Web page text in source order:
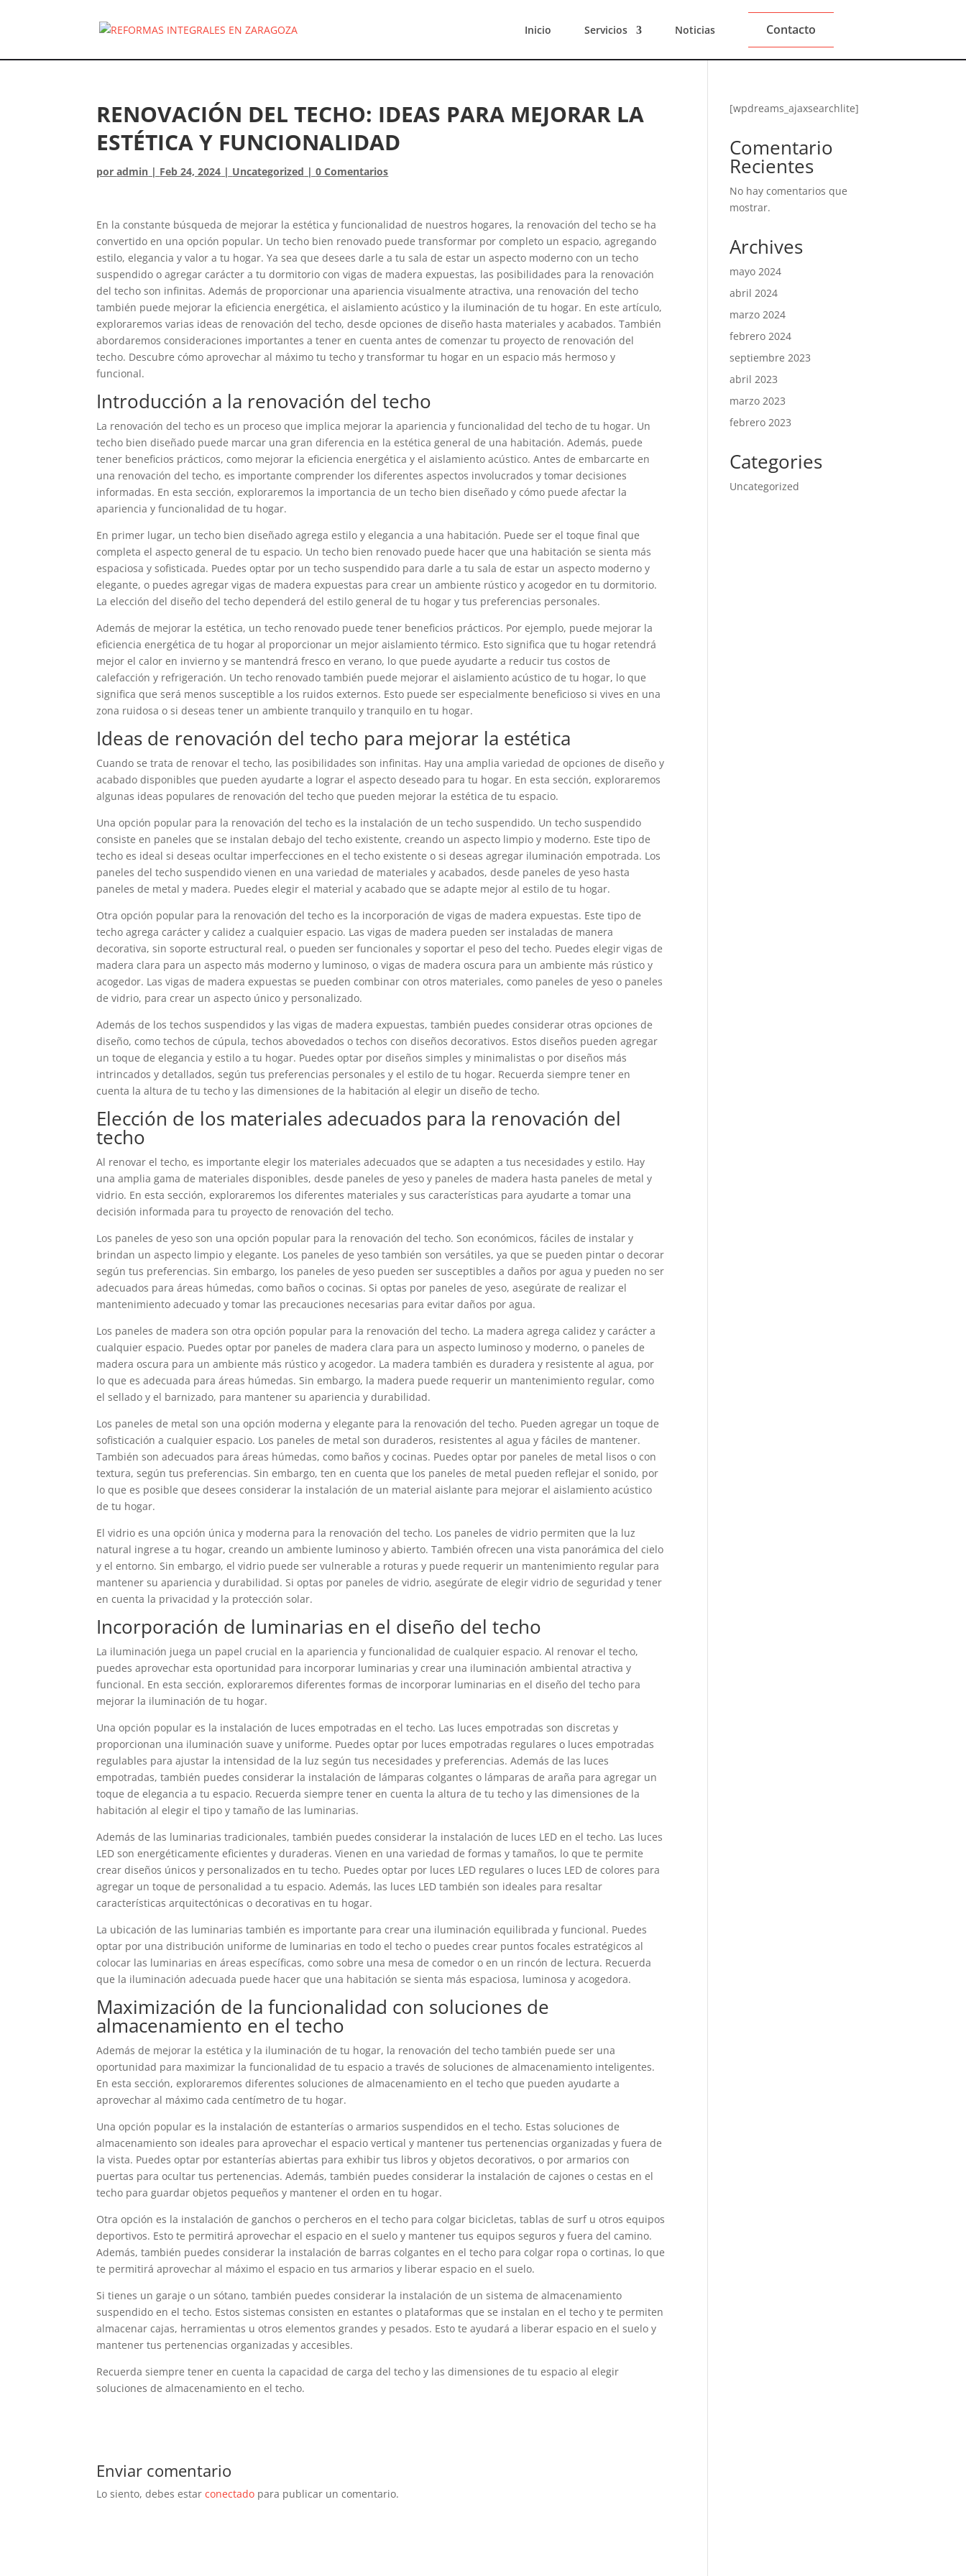
Inicio Servicios Noticias Contacto
RENOVACIÓN DEL TECHO: IDEAS PARA MEJORAR LA
ESTÉTICA Y FUNCIONALIDAD
poradmin | Feb 24, 2024 | Uncategorized |0 Comentarios
En la constante búsqueda de mejorar la estética y funcionalidad de nuestros hogares, la renovación del techo se ha
convertido en una opción popular. Un techo bien renovado puede transformar por completo un espacio, agregando
estilo, elegancia y valor a tu hogar. Ya sea que desees darle a tu sala de estar un aspecto moderno con un techo
suspendido o agregar carácter a tu dormitorio con vigas de madera expuestas, las posibilidades para la renovación
del techo son infinitas. Además de proporcionar una apariencia visualmente atractiva, una renovación del techo
también puede mejorar la eficiencia energética, el aislamiento acústico y la iluminación de tu hogar. En este artículo,
exploraremos varias ideas de renovación del techo, desde opciones de diseño hasta materiales y acabados. También
abordaremos consideraciones importantes a tener en cuenta antes de comenzar tu proyecto de renovación del
techo. Descubre cómo aprovechar al máximo tu techo y transformar tu hogar en un espacio más hermoso y
funcional.
Introducción a la renovación del techo
La renovación del techo es un proceso que implica mejorar la apariencia y funcionalidad del techo de tu hogar. Un
techo bien diseñado puede marcar una gran diferencia en la estética general de una habitación. Además, puede
tener beneficios prácticos, como mejorar la eficiencia energética y el aislamiento acústico. Antes de embarcarte en
una renovación del techo, es importante comprender los diferentes aspectos involucrados y tomar decisiones
informadas. En esta sección, exploraremos la importancia de un techo bien diseñado y cómo puede afectar la
apariencia y funcionalidad de tu hogar.
En primer lugar, un techo bien diseñado agrega estilo y elegancia a una habitación. Puede ser el toque final que
completa el aspecto general de tu espacio. Un techo bien renovado puede hacer que una habitación se sienta más
espaciosa y sofisticada. Puedes optar por un techo suspendido para darle a tu sala de estar un aspecto moderno y
elegante, o puedes agregar vigas de madera expuestas para crear un ambiente rústico y acogedor en tu dormitorio.
La elección del diseño del techo dependerá del estilo general de tu hogar y tus preferencias personales.
Además de mejorar la estética, un techo renovado puede tener beneficios prácticos. Por ejemplo, puede mejorar la
eficiencia energética de tu hogar al proporcionar un mejor aislamiento térmico. Esto significa que tu hogar retendrá
mejor el calor en invierno y se mantendrá fresco en verano, lo que puede ayudarte a reducir tus costos de
calefacción y refrigeración. Un techo renovado también puede mejorar el aislamiento acústico de tu hogar, lo que
significa que será menos susceptible a los ruidos externos. Esto puede ser especialmente beneficioso si vives en una
zona ruidosa o si deseas tener un ambiente tranquilo y tranquilo en tu hogar.
Ideas de renovación del techo para mejorar la estética
Cuando se trata de renovar el techo, las posibilidades son infinitas. Hay una amplia variedad de opciones de diseño y
acabado disponibles que pueden ayudarte a lograr el aspecto deseado para tu hogar. En esta sección, exploraremos
algunas ideas populares de renovación del techo que pueden mejorar la estética de tu espacio.
Una opción popular para la renovación del techo es la instalación de un techo suspendido. Un techo suspendido
consiste en paneles que se instalan debajo del techo existente, creando un aspecto limpio y moderno. Este tipo de
techo es ideal si deseas ocultar imperfecciones en el techo existente o si deseas agregar iluminación empotrada. Los
paneles del techo suspendido vienen en una variedad de materiales y acabados, desde paneles de yeso hasta
paneles de metal y madera. Puedes elegir el material y acabado que se adapte mejor al estilo de tu hogar.
Otra opción popular para la renovación del techo es la incorporación de vigas de madera expuestas. Este tipo de
techo agrega carácter y calidez a cualquier espacio. Las vigas de madera pueden ser instaladas de manera
decorativa, sin soporte estructural real, o pueden ser funcionales y soportar el peso del techo. Puedes elegir vigas de
madera clara para un aspecto más moderno y luminoso, o vigas de madera oscura para un ambiente más rústico y
acogedor. Las vigas de madera expuestas se pueden combinar con otros materiales, como paneles de yeso o paneles
de vidrio, para crear un aspecto único y personalizado.
Además de los techos suspendidos y las vigas de madera expuestas, también puedes considerar otras opciones de
diseño, como techos de cúpula, techos abovedados o techos con diseños decorativos. Estos diseños pueden agregar
un toque de elegancia y estilo a tu hogar. Puedes optar por diseños simples y minimalistas o por diseños más
intrincados y detallados, según tus preferencias personales y el estilo de tu hogar. Recuerda siempre tener en
cuenta la altura de tu techo y las dimensiones de la habitación al elegir un diseño de techo.
Elección de los materiales adecuados para la renovación del
techo
Al renovar el techo, es importante elegir los materiales adecuados que se adapten a tus necesidades y estilo. Hay
una amplia gama de materiales disponibles, desde paneles de yeso y paneles de madera hasta paneles de metal y
vidrio. En esta sección, exploraremos los diferentes materiales y sus características para ayudarte a tomar una
decisión informada para tu proyecto de renovación del techo.
Los paneles de yeso son una opción popular para la renovación del techo. Son económicos, fáciles de instalar y
brindan un aspecto limpio y elegante. Los paneles de yeso también son versátiles, ya que se pueden pintar o decorar
según tus preferencias. Sin embargo, los paneles de yeso pueden ser susceptibles a daños por agua y pueden no ser
adecuados para áreas húmedas, como baños o cocinas. Si optas por paneles de yeso, asegúrate de realizar el
mantenimiento adecuado y tomar las precauciones necesarias para evitar daños por agua.
Los paneles de madera son otra opción popular para la renovación del techo. La madera agrega calidez y carácter a
cualquier espacio. Puedes optar por paneles de madera clara para un aspecto luminoso y moderno, o paneles de
madera oscura para un ambiente más rústico y acogedor. La madera también es duradera y resistente al agua, por
lo que es adecuada para áreas húmedas. Sin embargo, la madera puede requerir un mantenimiento regular, como
el sellado y el barnizado, para mantener su apariencia y durabilidad.
Los paneles de metal son una opción moderna y elegante para la renovación del techo. Pueden agregar un toque de
sofisticación a cualquier espacio. Los paneles de metal son duraderos, resistentes al agua y fáciles de mantener.
También son adecuados para áreas húmedas, como baños y cocinas. Puedes optar por paneles de metal lisos o con
textura, según tus preferencias. Sin embargo, ten en cuenta que los paneles de metal pueden reflejar el sonido, por
lo que es posible que desees considerar la instalación de un material aislante para mejorar el aislamiento acústico
de tu hogar.
El vidrio es una opción única y moderna para la renovación del techo. Los paneles de vidrio permiten que la luz
natural ingrese a tu hogar, creando un ambiente luminoso y abierto. También ofrecen una vista panorámica del cielo
y el entorno. Sin embargo, el vidrio puede ser vulnerable a roturas y puede requerir un mantenimiento regular para
mantener su apariencia y durabilidad. Si optas por paneles de vidrio, asegúrate de elegir vidrio de seguridad y tener
en cuenta la privacidad y la protección solar.
Incorporación de luminarias en el diseño del techo
La iluminación juega un papel crucial en la apariencia y funcionalidad de cualquier espacio. Al renovar el techo,
puedes aprovechar esta oportunidad para incorporar luminarias y crear una iluminación ambiental atractiva y
funcional. En esta sección, exploraremos diferentes formas de incorporar luminarias en el diseño del techo para
mejorar la iluminación de tu hogar.
Una opción popular es la instalación de luces empotradas en el techo. Las luces empotradas son discretas y
proporcionan una iluminación suave y uniforme. Puedes optar por luces empotradas regulares o luces empotradas
regulables para ajustar la intensidad de la luz según tus necesidades y preferencias. Además de las luces
empotradas, también puedes considerar la instalación de lámparas colgantes o lámparas de araña para agregar un
toque de elegancia a tu espacio. Recuerda siempre tener en cuenta la altura de tu techo y las dimensiones de la
habitación al elegir el tipo y tamaño de las luminarias.
Además de las luminarias tradicionales, también puedes considerar la instalación de luces LED en el techo. Las luces
LED son energéticamente eficientes y duraderas. Vienen en una variedad de formas y tamaños, lo que te permite
crear diseños únicos y personalizados en tu techo. Puedes optar por luces LED regulares o luces LED de colores para
agregar un toque de personalidad a tu espacio. Además, las luces LED también son ideales para resaltar
características arquitectónicas o decorativas en tu hogar.
La ubicación de las luminarias también es importante para crear una iluminación equilibrada y funcional. Puedes
optar por una distribución uniforme de luminarias en todo el techo o puedes crear puntos focales estratégicos al
colocar las luminarias en áreas específicas, como sobre una mesa de comedor o en un rincón de lectura. Recuerda
que la iluminación adecuada puede hacer que una habitación se sienta más espaciosa, luminosa y acogedora.
Maximización de la funcionalidad con soluciones de
almacenamiento en el techo
Además de mejorar la estética y la iluminación de tu hogar, la renovación del techo también puede ser una
oportunidad para maximizar la funcionalidad de tu espacio a través de soluciones de almacenamiento inteligentes.
En esta sección, exploraremos diferentes soluciones de almacenamiento en el techo que pueden ayudarte a
aprovechar al máximo cada centímetro de tu hogar.
Una opción popular es la instalación de estanterías o armarios suspendidos en el techo. Estas soluciones de
almacenamiento son ideales para aprovechar el espacio vertical y mantener tus pertenencias organizadas y fuera de
la vista. Puedes optar por estanterías abiertas para exhibir tus libros y objetos decorativos, o por armarios con
puertas para ocultar tus pertenencias. Además, también puedes considerar la instalación de cajones o cestas en el
techo para guardar objetos pequeños y mantener el orden en tu hogar.
Otra opción es la instalación de ganchos o percheros en el techo para colgar bicicletas, tablas de surf u otros equipos
deportivos. Esto te permitirá aprovechar el espacio en el suelo y mantener tus equipos seguros y fuera del camino.
Además, también puedes considerar la instalación de barras colgantes en el techo para colgar ropa o cortinas, lo que
te permitirá aprovechar al máximo el espacio en tus armarios y liberar espacio en el suelo.
Si tienes un garaje o un sótano, también puedes considerar la instalación de un sistema de almacenamiento
suspendido en el techo. Estos sistemas consisten en estantes o plataformas que se instalan en el techo y te permiten
almacenar cajas, herramientas u otros elementos grandes y pesados. Esto te ayudará a liberar espacio en el suelo y
mantener tus pertenencias organizadas y accesibles.
Recuerda siempre tener en cuenta la capacidad de carga del techo y las dimensiones de tu espacio al elegir
soluciones de almacenamiento en el techo.
Enviar comentario
Lo siento, debes estarconectado para publicar un comentario.
[wpdreams_ajaxsearchlite]
Comentario
Recientes
No hay comentarios que
mostrar.
Archives
mayo 2024
abril 2024
marzo 2024
febrero 2024
septiembre 2023
abril 2023
marzo 2023
febrero 2023
Categories
Uncategorized